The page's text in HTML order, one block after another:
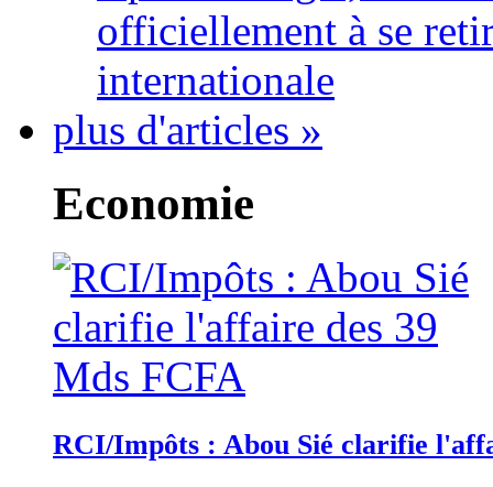
officiellement à se
internationale
plus d'articles »
Economie
RCI/Impôts : Abou Sié clarifie